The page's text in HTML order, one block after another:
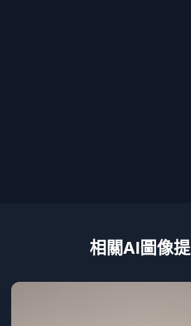
相關AI圖像